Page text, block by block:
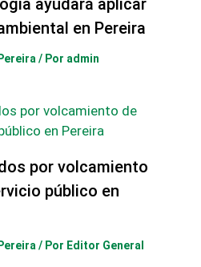
ayudará aplicar
en Pereira
Pereira / Por admin
por volcamiento
público en
Pereira / Por Editor General